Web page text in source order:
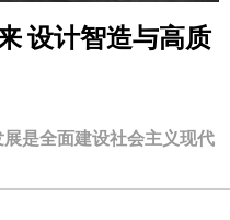
设计智造与高质
是全面建设社会主义现代